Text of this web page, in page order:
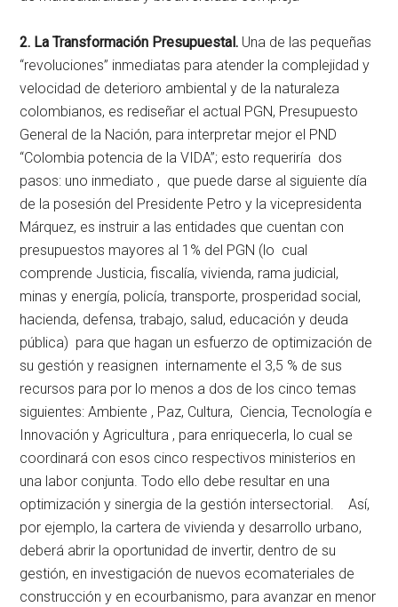
2. La Transformación Presupuestal. Una de las pequeñas
“revoluciones” inmediatas para atender la complejidad y
velocidad de deterioro ambiental y de la naturaleza
colombianos, es rediseñar el actual PGN, Presupuesto
General de la Nación, para interpretar mejor el PND
“Colombia potencia de la VIDA”; esto requeriría dos
pasos: uno inmediato , que puede darse al siguiente día
de la posesión del Presidente Petro y la vicepresidenta
Márquez, es instruir a las entidades que cuentan con
presupuestos mayores al 1% del PGN (lo cual
comprende Justicia, fiscalía, vivienda, rama judicial,
minas y energía, policía, transporte, prosperidad social,
hacienda, defensa, trabajo, salud, educación y deuda
pública) para que hagan un esfuerzo de optimización de
su gestión y reasignen internamente el 3,5 % de sus
recursos para por lo menos a dos de los cinco temas
siguientes: Ambiente , Paz, Cultura, Ciencia, Tecnología e
Innovación y Agricultura , para enriquecerla, lo cual se
coordinará con esos cinco respectivos ministerios en
una labor conjunta. Todo ello debe resultar en una
optimización y sinergia de la gestión intersectorial. Así,
por ejemplo, la cartera de vivienda y desarrollo urbano,
deberá abrir la oportunidad de invertir, dentro de su
gestión, en investigación de nuevos ecomateriales de
construcción y en ecourbanismo, para avanzar en menor